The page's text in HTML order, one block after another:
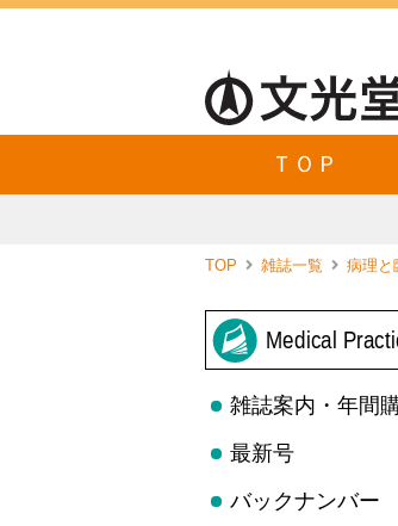
ＴＯＰ
TOP 雑誌一覧 病理と
Medical
雑誌案内・年間
最新号
バックナンバー